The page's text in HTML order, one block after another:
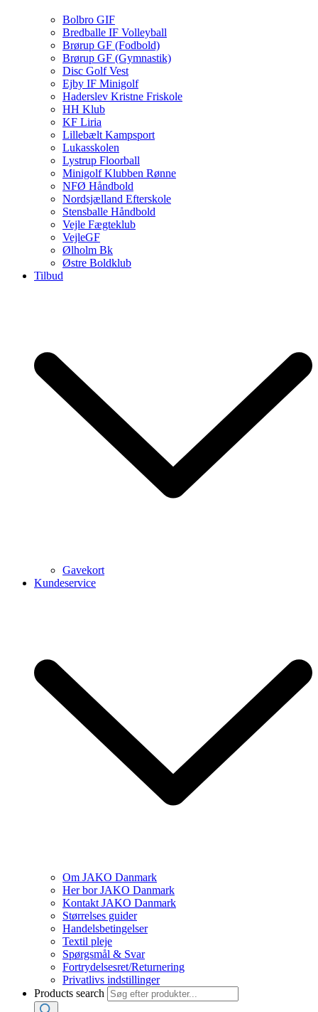
Bolbro GIF
Bredballe IF Volleyball
Brørup GF (Fodbold)
Brørup GF (Gymnastik)
Disc Golf Vest
Ejby IF Minigolf
Haderslev Kristne Friskole
HH Klub
KF Liria
Lillebælt Kampsport
Lukasskolen
Lystrup Floorball
Minigolf Klubben Rønne
NFØ Håndbold
Nordsjælland Efterskole
Stensballe Håndbold
Vejle Fægteklub
VejleGF
Ølholm Bk
Østre Boldklub
Tilbud
Gavekort
Kundeservice
Om JAKO Danmark
Her bor JAKO Danmark
Kontakt JAKO Danmark
Størrelses guider
Handelsbetingelser
Textil pleje
Spørgsmål & Svar
Fortrydelsesret/Returnering
Privatlivs indstillinger
Products search